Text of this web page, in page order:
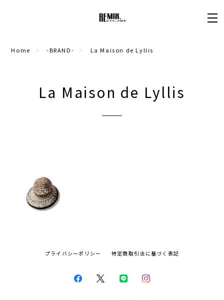
Home -BRAND- La Maison de Lyllis
La Maison de Lyllis
¥22,000
プライバシーポリシー 特定商取引法に基づく表記